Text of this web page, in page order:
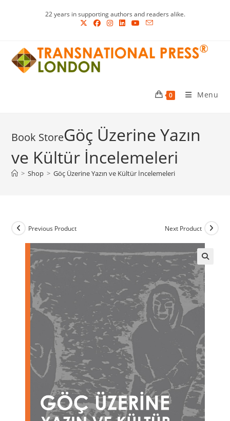
22 years in supporting authors and readers alike.
0 Menu
Göç Üzerine Yazın
ve Kültür İncelemeleri
> Shop > Göç Üzerine Yazın ve Kültür İncelemeleri
Previous Product Next Product